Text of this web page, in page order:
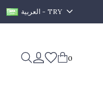
العربية - TRY
0